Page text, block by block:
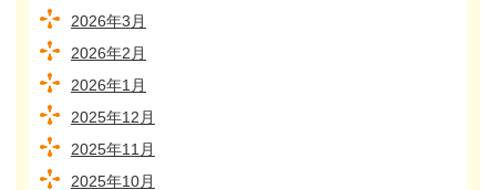
2026年3月
2026年2月
2026年1月
2025年12月
2025年11月
2025年10月